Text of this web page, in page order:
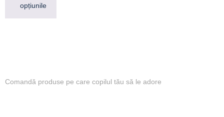
opțiunile
Comandă produse pe care copilul tău să le adore